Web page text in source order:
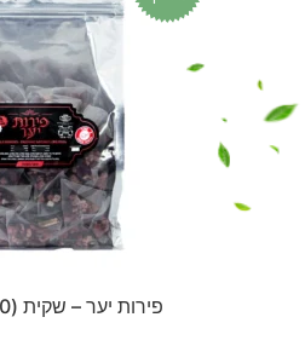
פירות יער – שקית (100 שקיקים)